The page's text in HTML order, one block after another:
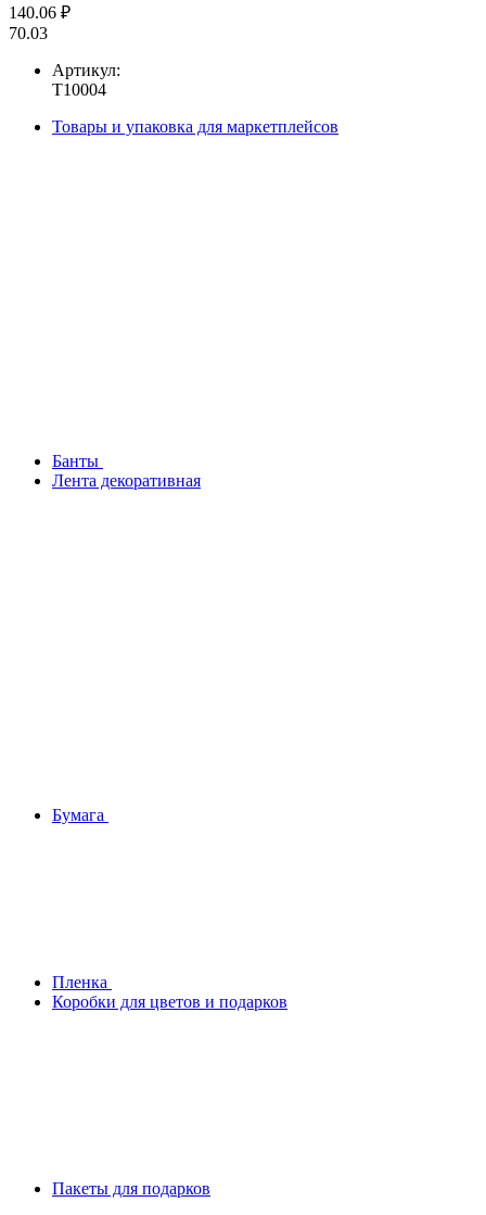
140.06 ₽
70.03
Артикул:
T10004
Товары и упаковка для маркетплейсов
Банты
Лента декоративная
Бумага
Плeнка
Коробки для цветов и подарков
Пакеты для подарков